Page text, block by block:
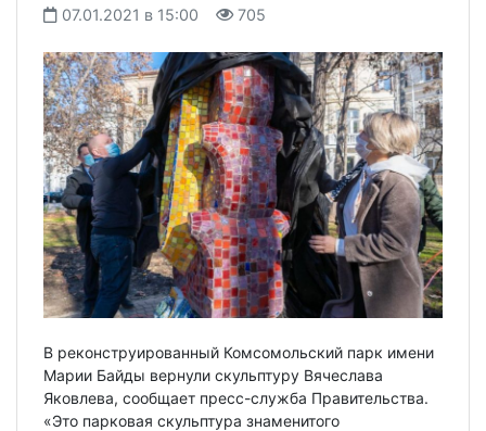
07.01.2021 в 15:00 705
В реконструированный Комсомольский парк имени
Марии Байды вернули скульптуру Вячеслава
Яковлева, сообщает пресс-служба Правительства.
«Это парковая скульптура знаменитого